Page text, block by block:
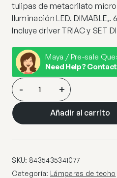
tulipas de metacrilato
Iluminación LED. DIMABLE,.
Incluye driver TRIAC y SET
Maya / Pre-sale
Need Help?
VELOS
–
LAMPARA
13L
cantidad
- +
Añadir al carrito
SKU: 8435435341077
Categoría: Lámparas de techo